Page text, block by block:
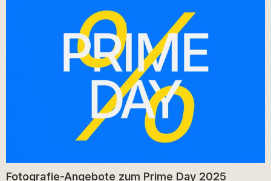
Fotografie-Angebote zum Prime Day 2025